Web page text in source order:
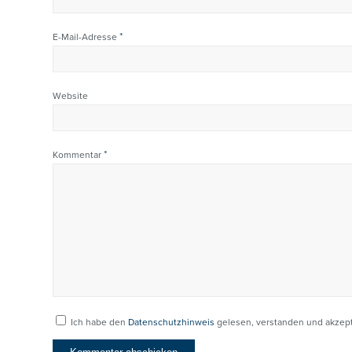
E-Mail-Adresse *
Website
Kommentar *
Ich habe den Datenschutzhinweis gelesen, verstanden und